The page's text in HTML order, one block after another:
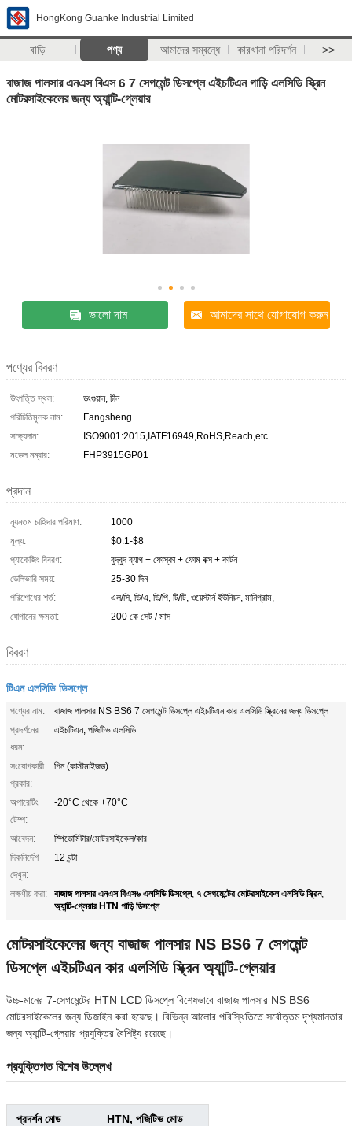
HongKong Guanke Industrial Limited
বাড়ি পণ্য আমাদের সম্বন্ধে কারখানা পরিদর্শন >>
বাজাজ পালসার এনএস বিএস 6 7 সেগমেন্ট ডিসপ্লে এইচটিএন গাড়ি এলসিডি স্ক্রিন
মোটরসাইকেলের জন্য অ্যান্টি-গ্লেয়ার
ভালো দাম আমাদের সাথে যোগাযোগ করুন
পণ্যের বিবরণ
উৎপত্তি স্থল:
ডংগুয়ান, চীন
পরিচিতিমুলক নাম:
Fangsheng
সাক্ষ্যদান:
ISO9001:2015,IATF16949,RoHS,Reach,etc
মডেল নম্বার:
FHP3915GP01
প্রদান
ন্যূনতম চাহিদার পরিমাণ:
1000
মূল্য:
$0.1-$8
প্যাকেজিং বিবরণ:
বুদ্বুদ ব্যাগ + ফোস্কা + ফোম বক্স + কার্টন
ডেলিভারি সময়:
25-30 দিন
পরিশোধের শর্ত:
এল/সি, ডি/এ, ডি/পি, টি/টি, ওয়েস্টার্ন ইউনিয়ন, মানিগ্রাম,
যোগানের ক্ষমতা:
200 কে সেট / মাস
বিবরণ
টিএন এলসিডি ডিসপ্লে
পণ্যের নাম:
বাজাজ পালসার NS BS6 7 সেগমেন্ট ডিসপ্লে এইচটিএন কার এলসিডি স্ক্রিনের জন্য ডিসপ্লে
প্রদর্শনের
ধরন:
এইচটিএন, পজিটিভ এলসিডি
সংযোগকারী
প্রকার:
পিন (কাস্টমাইজড)
অপারেটিং
টেম্প:
-20°C থেকে +70°C
আবেদন:
স্পিডোমিটার/মোটরসাইকেল/কার
দিকনির্দেশ
দেখুন:
12 ঘন্টা
লক্ষণীয় করা: বাজাজ পালসার এনএস বিএস৬ এলসিডি ডিসপ্লে, ৭ সেগমেন্টের মোটরসাইকেল এলসিডি স্ক্রিন,
অ্যান্টি-গ্লেয়ার HTN গাড়ি ডিসপ্লে
মোটরসাইকেলের জন্য বাজাজ পালসার NS BS6 7 সেগমেন্ট
ডিসপ্লে এইচটিএন কার এলসিডি স্ক্রিন অ্যান্টি-গ্লেয়ার
উচ্চ-মানের 7-সেগমেন্টের HTN LCD ডিসপ্লে বিশেষভাবে বাজাজ পালসার NS BS6
মোটরসাইকেলের জন্য ডিজাইন করা হয়েছে। বিভিন্ন আলোর পরিস্থিতিতে সর্বোত্তম দৃশ্যমানতার
জন্য অ্যান্টি-গ্লেয়ার প্রযুক্তির বৈশিষ্ট্য রয়েছে।
প্রযুক্তিগত বিশেষ উল্লেখ
প্রদর্শন মোড HTN, পজিটিভ মোড